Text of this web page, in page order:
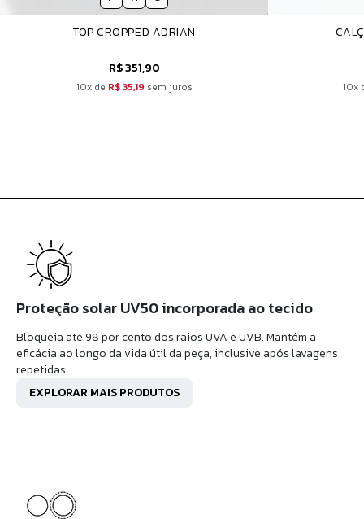
TOP CROPPED ADRIAN
R$ 351,90
10x de R$ 35,19 sem juros 10x
Proteção solar UV50 incorporada ao tecido
Bloqueia até 98 por cento dos raios UVA e UVB. Mantém a
eficácia ao longo da vida útil da peça, inclusive após lavagens
repetidas.
EXPLORAR MAIS PRODUTOS